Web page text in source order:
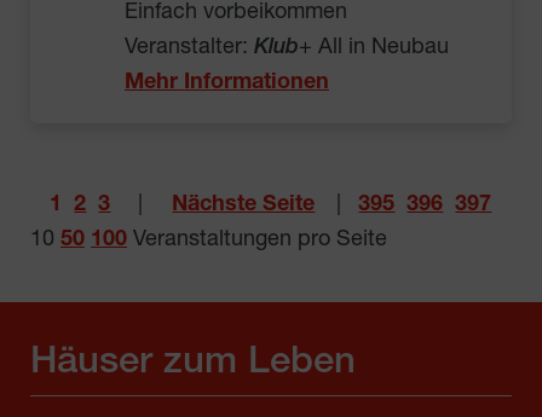
Einfach vorbeikommen
Veranstalter: Klub+ All in Neubau
Mehr Informationen
1 2 3 Nächste Seite 395 396 397
10 50 100 Veranstaltungen pro Seite
Häuser zum Leben